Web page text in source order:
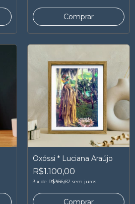
Oxóssi * Luciana Araújo
R$1.100,00
3 x de R$366,67 sem juros